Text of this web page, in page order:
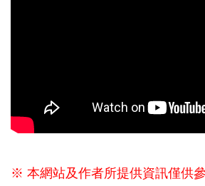
※ 本網站及作者所提供資訊僅供